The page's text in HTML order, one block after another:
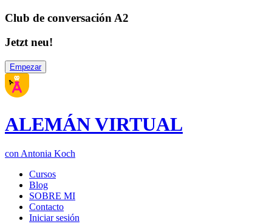
Club de conversación A2
Jetzt neu!
Empezar
ALEMÁN VIRTUAL
con Antonia Koch
Cursos
Blog
SOBRE MI
Contacto
Iniciar sesión